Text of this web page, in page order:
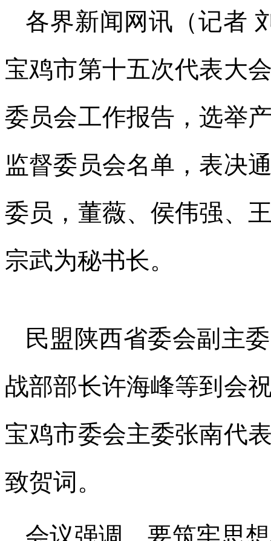
各界新闻网讯（记者
宝鸡市第十五次代表大
委员会工作报告，选举
监督委员会名单，表决
委员，董薇、侯伟强、
宗武为秘书长。
民盟陕西省委会副主
战部部长许海峰等到会
宝鸡市委会主委张南代
致贺词。